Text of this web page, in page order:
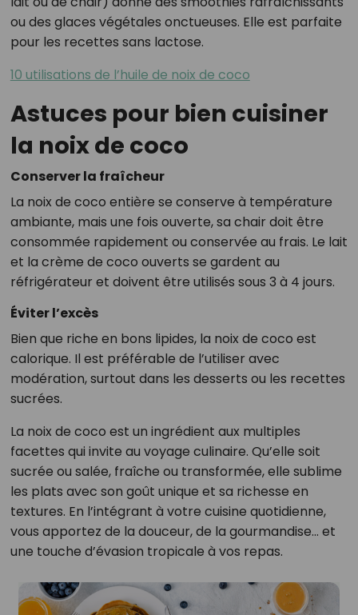
ou des glaces végétales onctueuses. Elle est parfaite
pour les recettes sans lactose.
10 utilisations de l’huile de noix de coco
Astuces pour bien cuisiner
la noix de coco
Conserver la fraîcheur
La noix de coco entière se conserve à température
ambiante, mais une fois ouverte, sa chair doit être
consommée rapidement ou conservée au frais. Le lait
et la crème de coco ouverts se gardent au
réfrigérateur et doivent être utilisés sous 3 à 4 jours.
Éviter l’excès
Bien que riche en bons lipides, la noix de coco est
calorique. Il est préférable de l’utiliser avec
modération, surtout dans les desserts ou les recettes
sucrées.
La noix de coco est un ingrédient aux multiples
facettes qui invite au voyage culinaire. Qu’elle soit
sucrée ou salée, fraîche ou transformée, elle sublime
les plats avec son goût unique et sa richesse en
textures. En l’intégrant à votre cuisine quotidienne,
vous apportez de la douceur, de la gourmandise… et
une touche d’évasion tropicale à vos repas.